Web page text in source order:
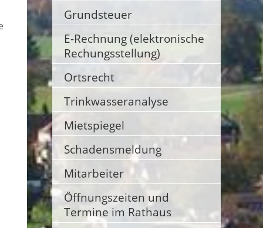
Grundsteuer
E-Rechnung (elektronische
Rechungsstellung)
Ortsrecht
Trinkwasseranalyse
Mietspiegel
Schadensmeldung
Mitarbeiter
Öffnungszeiten und
Termine im Rathaus